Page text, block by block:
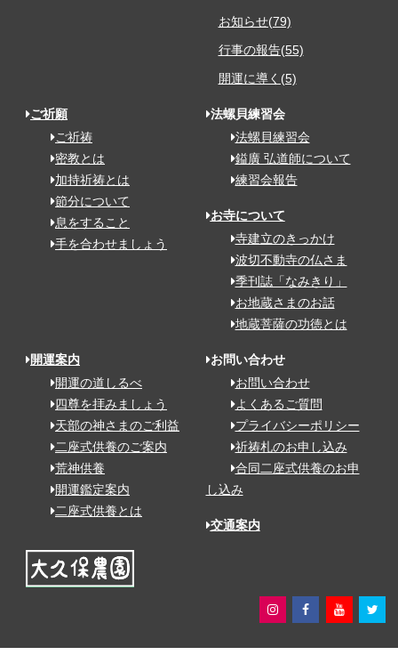
お知らせ(79)
行事の報告(55)
開運に導く(5)
ご祈願
ご祈祷
密教とは
加持祈祷とは
節分について
息をすること
手を合わせましょう
法螺貝練習会
法螺貝練習会
鎰廣 弘道師について
練習会報告
お寺について
寺建立のきっかけ
波切不動寺の仏さま
季刊誌「なみきり」
お地蔵さまのお話
地蔵菩薩の功徳とは
開運案内
開運の道しるべ
四尊を拝みましょう
天部の神さまのご利益
二座式供養のご案内
荒神供養
開運鑑定案内
二座式供養とは
お問い合わせ
お問い合わせ
よくあるご質問
プライバシーポリシー
祈祷札のお申し込み
合同二座式供養のお申
し込み
交通案内